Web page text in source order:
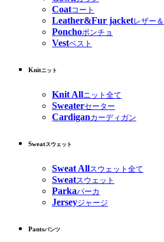
Coatコート
Leather&Fur jacketレザー
Ponchoポンチョ
Vestベスト
Knitニット
Knit Allニット全て
Sweaterセーター
Cardiganカーディガン
Sweatスウェット
Sweat Allスウェット全て
Sweatスウェット
Parkaパーカ
Jerseyジャージ
Pantsパンツ